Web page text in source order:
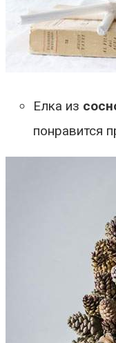
Елка из
понравится